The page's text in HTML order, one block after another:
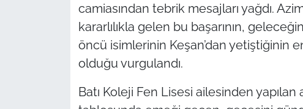
camiasından tebrik mesajları yağdı.
kararlılıkla gelen bu başarının,
öncü isimlerinin Keşan’dan yetiştiğinin
olduğu vurgulandı.
Batı Koleji Fen Lisesi ailesinden